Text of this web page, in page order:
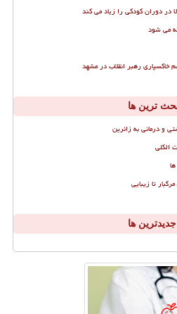
در دوران کودکی را زیاد می کند
می شود
ترین ها
الکلی
تا زیبایی
جدیدترین ها